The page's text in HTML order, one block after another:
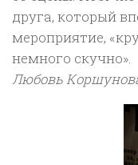
друга, который
мероприятие,
немного скучно».
Любовь